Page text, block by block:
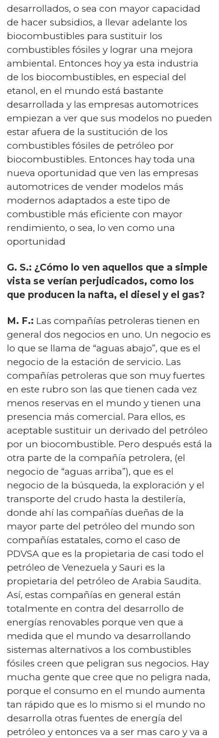
desarrollados, o sea con mayor capacidad
de hacer subsidios, a llevar adelante los
biocombustibles para sustituir los
combustibles fósiles y lograr una mejora
ambiental. Entonces hoy ya esta industria
de los biocombustibles, en especial del
etanol, en el mundo está bastante
desarrollada y las empresas automotrices
empiezan a ver que sus modelos no pueden
estar afuera de la sustitución de los
combustibles fósiles de petróleo por
biocombustibles. Entonces hay toda una
nueva oportunidad que ven las empresas
automotrices de vender modelos más
modernos adaptados a este tipo de
combustible más eficiente con mayor
rendimiento, o sea, lo ven como una
oportunidad
G. S.: ¿Cómo lo ven aquellos que a simple
vista se verían perjudicados, como los
que producen la nafta, el diesel y el gas?
M. F.: Las compañías petroleras tienen en
general dos negocios en uno. Un negocio es
lo que se llama de “aguas abajo”, que es el
negocio de la estación de servicio. Las
compañías petroleras que son muy fuertes
en este rubro son las que tienen cada vez
menos reservas en el mundo y tienen una
presencia más comercial. Para ellos, es
aceptable sustituir un derivado del petróleo
por un biocombustible. Pero después está la
otra parte de la compañía petrolera, (el
negocio de “aguas arriba”), que es el
negocio de la búsqueda, la exploración y el
transporte del crudo hasta la destilería,
donde ahí las compañías dueñas de la
mayor parte del petróleo del mundo son
compañías estatales, como el caso de
PDVSA que es la propietaria de casi todo el
petróleo de Venezuela y Sauri es la
propietaria del petróleo de Arabia Saudita.
Así, estas compañías en general están
totalmente en contra del desarrollo de
energías renovables porque ven que a
medida que el mundo va desarrollando
sistemas alternativos a los combustibles
fósiles creen que peligran sus negocios. Hay
mucha gente que cree que no peligra nada,
porque el consumo en el mundo aumenta
tan rápido que es lo mismo si el mundo no
desarrolla otras fuentes de energía del
petróleo y entonces va a ser mas caro y va a